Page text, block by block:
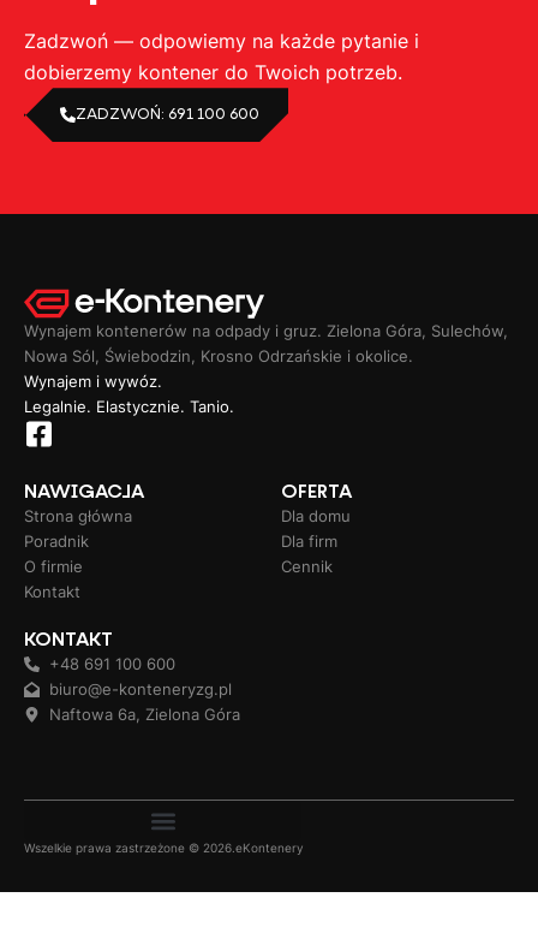
Zadzwoń — odpowiemy na każde pytanie i
dobierzemy kontener do Twoich potrzeb.
ZADZWOŃ: 691 100 600
Wynajem kontenerów na odpady i gruz. Zielona Góra, Sulechów,
Nowa Sól, Świebodzin, Krosno Odrzańskie i okolice.
Wynajem i wywóz.
Legalnie. Elastycznie. Tanio.
NAWIGACJA
Strona główna
Poradnik
O firmie
Kontakt
OFERTA
Dla domu
Dla firm
Cennik
KONTAKT
+48 691 100 600
biuro@e-konteneryzg.pl
Naftowa 6a, Zielona Góra
Wszelkie prawa zastrzeżone © 2026.eKontenery